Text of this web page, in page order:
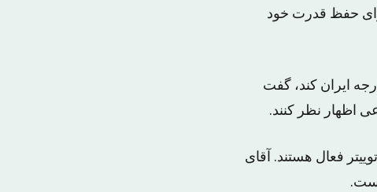
حفظ قدرت خود
ایران کند، گفت
اظهار نظر کنند.
فعال هستند. آقای